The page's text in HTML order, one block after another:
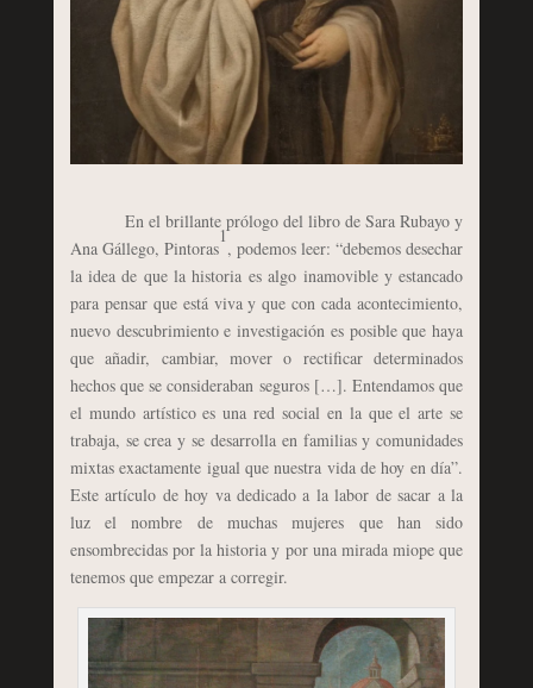
En el brillante prólogo del libro de Sara Rubayo y
Ana Gállego, Pintoras
1
, podemos leer: “debemos desechar
la idea de que la historia es algo inamovible y estancado
para pensar que está viva y que con cada acontecimiento,
nuevo descubrimiento e investigación es posible que haya
que añadir, cambiar, mover o rectificar determinados
hechos que se consideraban seguros […]. Entendamos que
el mundo artístico es una red social en la que el arte se
trabaja, se crea y se desarrolla en familias y comunidades
mixtas exactamente igual que nuestra vida de hoy en día”.
Este artículo de hoy va dedicado a la labor de sacar a la
luz el nombre de muchas mujeres que han sido
ensombrecidas por la historia y por una mirada miope que
tenemos que empezar a corregir.